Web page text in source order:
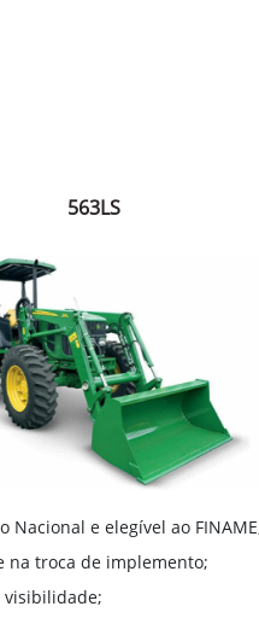
563LS
Nacional e elegível ao
na troca de implemento;
visibilidade;